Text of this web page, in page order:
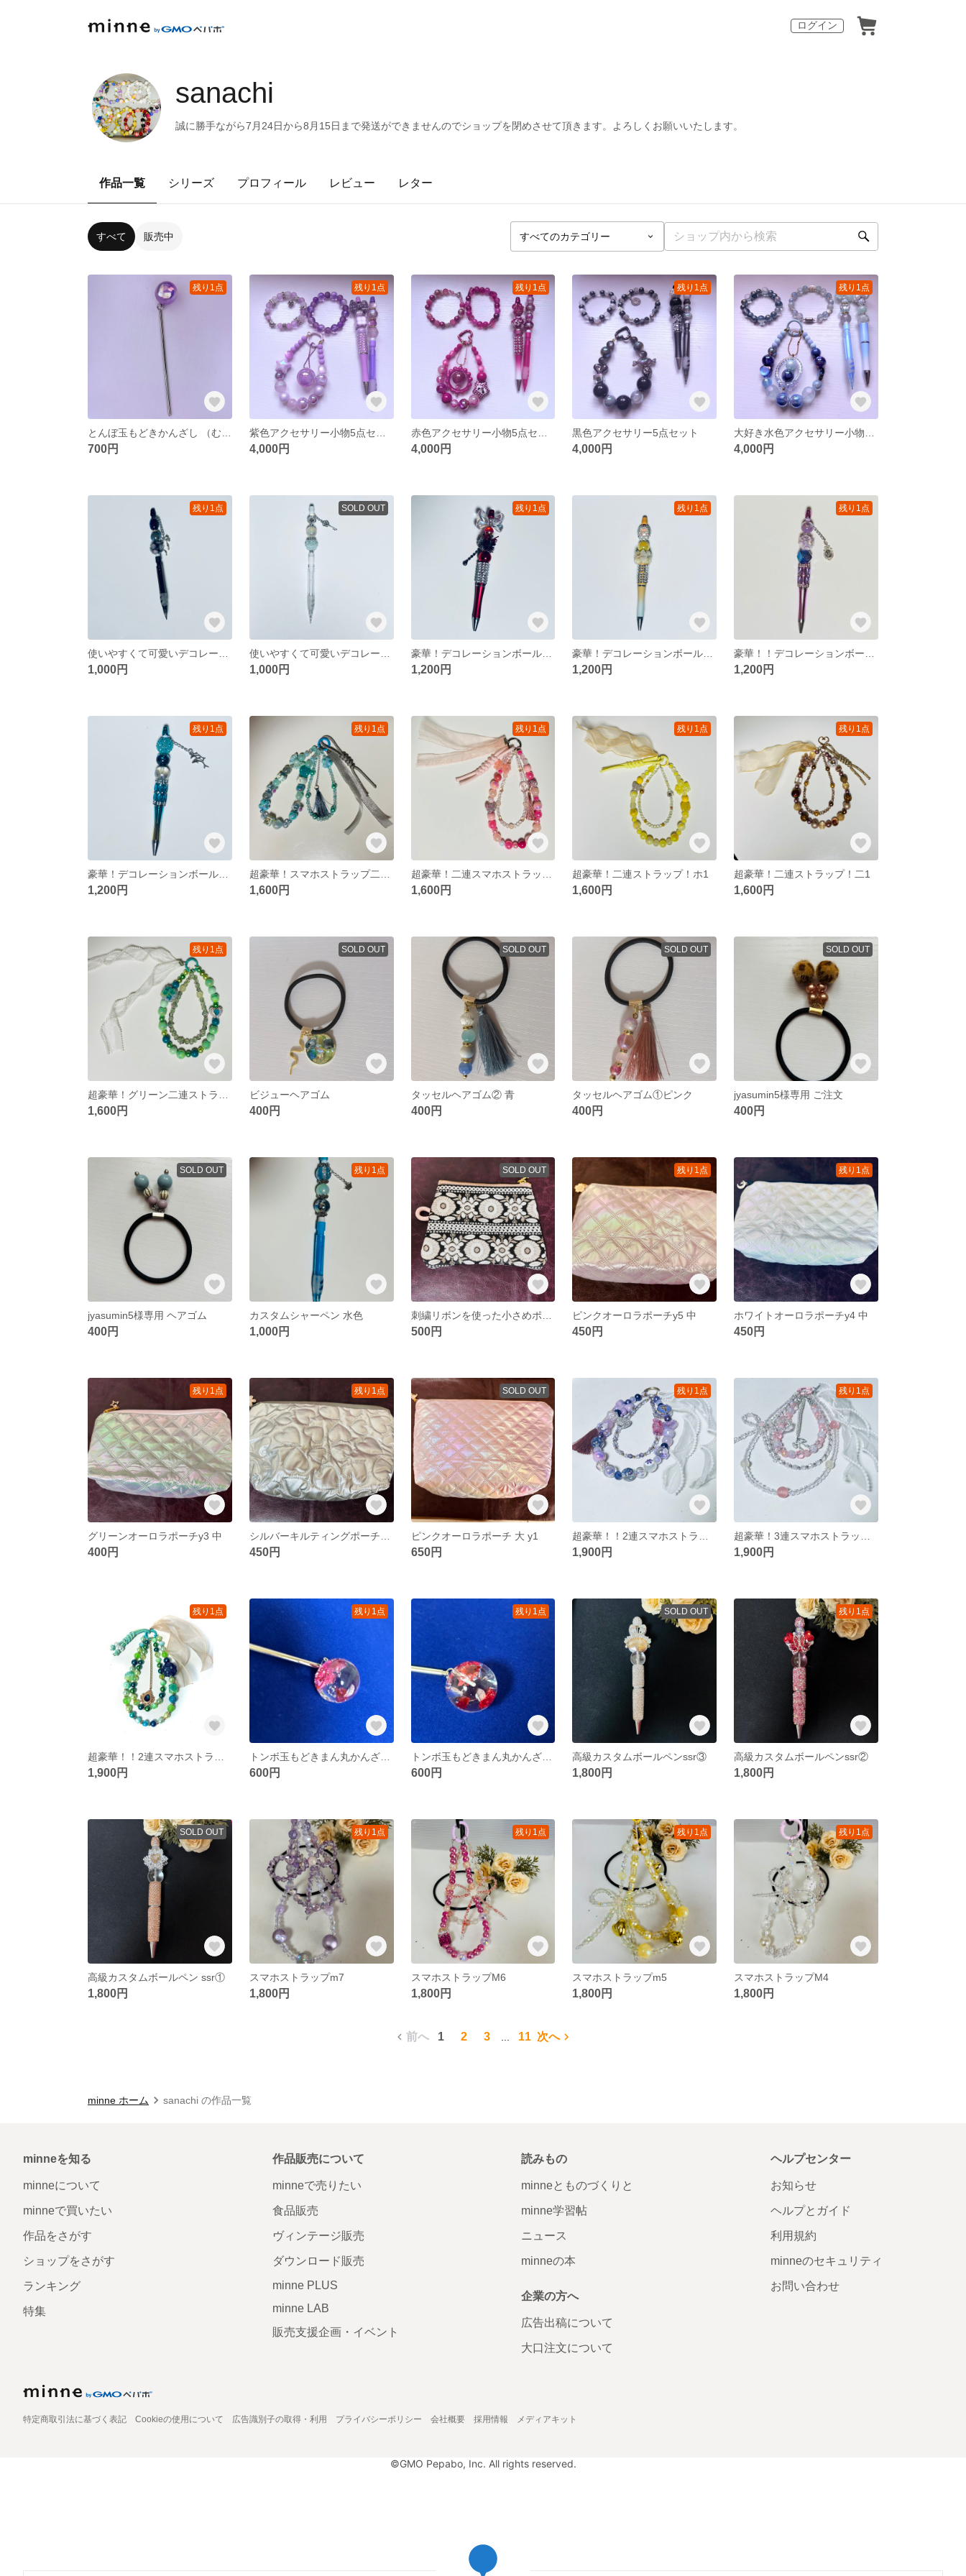
ログイン
sanachi
誠に勝手ながら7月24日から8月15日まで発送ができませんのでショップを閉めさせて頂きます。よろしくお願いいたします。
作品一覧 シリーズ プロフィール レビュー レター
すべて 販売中
残り1点
700円
残り1点
4,000円
残り1点
4,000円
残り1点
黒色アクセサリー5点セット
4,000円
残り1点
4,000円
残り1点
1,000円
SOLD OUT
1,000円
残り1点
豪華！デコレーションボールペン！と1 あか
1,200円
残り1点
1,200円
残り1点
1,200円
残り1点
1,200円
残り1点
1,600円
残り1点
1,600円
残り1点
超豪華！二連ストラップ！ホ1
1,600円
残り1点
超豪華！二連ストラップ！二1
1,600円
残り1点
1,600円
SOLD OUT
ビジューヘアゴム
400円
SOLD OUT
タッセルヘアゴム② 青
400円
SOLD OUT
タッセルヘアゴム①ピンク
400円
SOLD OUT
jyasumin5様専用 ご注文
400円
SOLD OUT
jyasumin5様専用 ヘアゴム
400円
残り1点
カスタムシャーペン 水色
1,000円
SOLD OUT
500円
残り1点
ピンクオーロラポーチy5 中
450円
残り1点
ホワイトオーロラポーチy4 中
450円
残り1点
グリーンオーロラポーチy3 中
400円
残り1点
450円
SOLD OUT
ピンクオーロラポーチ 大 y1
650円
残り1点
1,900円
残り1点
1,900円
残り1点
1,900円
残り1点
トンボ玉もどきまん丸かんざし②
600円
残り1点
トンボ玉もどきまん丸かんざし ①赤
600円
SOLD OUT
高級カスタムボールペンssr③
1,800円
残り1点
高級カスタムボールペンssr②
1,800円
SOLD OUT
高級カスタムボールペン ssr①
1,800円
残り1点
スマホストラップm7
1,800円
残り1点
スマホストラップM6
1,800円
残り1点
スマホストラップm5
1,800円
残り1点
スマホストラップM4
1,800円
前へ 1 2 3 11 次へ
minne ホーム sanachi の作品一覧
minneを知る
minneについて
minneで買いたい
作品をさがす
ショップをさがす
ランキング
特集
作品販売について
minneで売りたい
食品販売
ヴィンテージ販売
ダウンロード販売
minne PLUS
minne LAB
販売支援企画・イベント
読みもの
minneとものづくりと
minne学習帖
ニュース
minneの本
企業の方へ
広告出稿について
大口注文について
ヘルプセンター
お知らせ
ヘルプとガイド
利用規約
minneのセキュリティ
お問い合わせ
特定商取引法に基づく表記 Cookieの使用について 広告識別子の取得・利用 プライバシーポリシー 会社概要 採用情報 メディアキット
©GMO Pepabo, Inc. All rights reserved.